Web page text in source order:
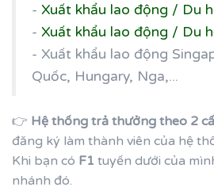
- Xuất khẩu lao động / Du
- Xuất khẩu lao động / Du
- Xuất khẩu lao động
Quốc, Hungary, Nga,...
👉 Hệ thống trả thưởng theo 2
đăng ký làm thành viên của hệ
Khi bạn có F1 tuyến dưới của
nhánh đó.